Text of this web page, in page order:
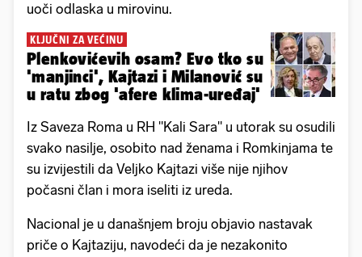
uoči odlaska u mirovinu.
KLJUČNI ZA VEĆINU
Plenkovićevih osam? Evo tko su
'manjinci', Kajtazi i Milanović su
u ratu zbog 'afere klima-uređaj'
Iz Saveza Roma u RH "Kali Sara" u utorak su osudili
svako nasilje, osobito nad ženama i Romkinjama te
su izvijestili da Veljko Kajtazi više nije njihov
počasni član i mora iseliti iz ureda.
Nacional je u današnjem broju objavio nastavak
priče o Kajtaziju, navodeći da je nezakonito